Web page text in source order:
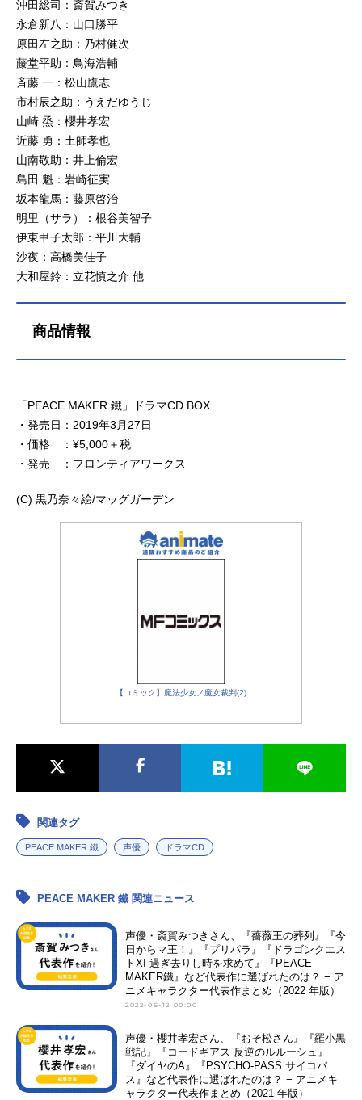
沖田総司：斎賀みつき
永倉新八：山口勝平
原田左之助：乃村健次
藤堂平助：鳥海浩輔
斉藤 一：松山鷹志
市村辰之助：うえだゆうじ
山崎 烝：櫻井孝宏
近藤 勇：土師孝也
山南敬助：井上倫宏
島田 魁：岩崎征実
坂本龍馬：藤原啓治
明里（サラ）：根谷美智子
伊東甲子太郎：平川大輔
沙夜：高橋美佳子
大和屋鈴：立花慎之介 他
商品情報
「PEACE MAKER 鐵」ドラマCD BOX
・発売日：2019年3月27日
・価格 ：¥5,000＋税
・発売 ：フロンティアワークス
(C) 黒乃奈々絵/マッグガーデン
【コミック】魔法少女ノ魔女裁判(2)
関連タグ
PEACE MAKER 鐵 声優 ドラマCD
PEACE MAKER 鐵 関連ニュース
声優・斎賀みつきさん、『薔薇王の葬列』『今
日からマ王！』『プリパラ』『ドラゴンクエス
トXI 過ぎ去りし時を求めて』『PEACE
MAKER鐵』など代表作に選ばれたのは？ − ア
ニメキャラクター代表作まとめ（2022 年版）
2022-06-12 00:00
声優・櫻井孝宏さん、『おそ松さん』『羅小黒
戦記』『コードギアス 反逆のルルーシュ』
『ダイヤのA』『PSYCHO-PASS サイコパ
ス』など代表作に選ばれたのは？ − アニメキ
ャラクター代表作まとめ（2021 年版）